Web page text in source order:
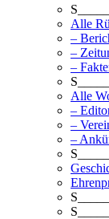
Alle
–
–
–
Alle
–
–
–